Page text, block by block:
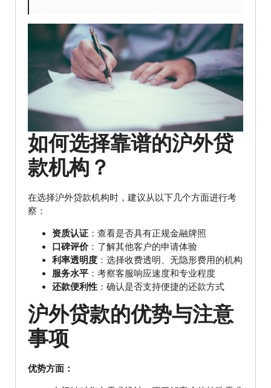
如何选择靠谱的沪外贷
款机构？
在选择沪外贷款机构时，建议从以下几个方面进行考
察：
资质认证 ：查看是否具有正规金融牌照
口碑评价：了解其他客户的申请体验
利率透明度 ：选择收费透明、无隐形费用的机构
服务水平 ：考察客服响应速度和专业程度
还款便利性 ：确认是否支持便捷的还款方式
沪外贷款的优势与注意
事项
优势方面：